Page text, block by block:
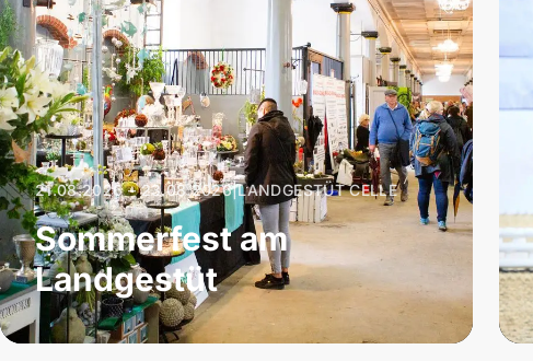
21.08.2026 – 23.08.2026|LANDGESTÜT CELLE
Sommerfest am
Landgestüt